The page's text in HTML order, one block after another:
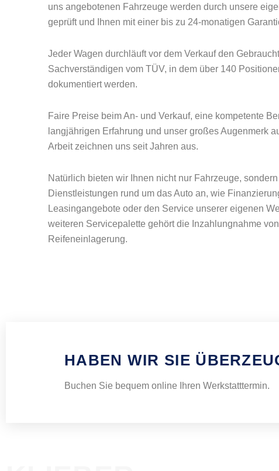
uns angebotenen Fahrzeuge werden durch unsere
geprüft und Ihnen mit einer bis zu 24-monatigen
Jeder Wagen durchläuft vor dem Verkauf den
Sachverständigen vom TÜV, in dem über 140
dokumentiert werden.
Faire Preise beim An- und Verkauf, eine kompetente
langjährigen Erfahrung und unser großes Augenmerk
Arbeit zeichnen uns seit Jahren aus.
Natürlich bieten wir Ihnen nicht nur Fahrzeuge,
Dienstleistungen rund um das Auto an, wie
Leasingangebote oder den Service unserer eigenen
weiteren Servicepalette gehört die Inzahlungnahme
Reifeneinlagerung.
HABEN WIR SIE
Buchen Sie bequem online Ihren Werkstatttermin.